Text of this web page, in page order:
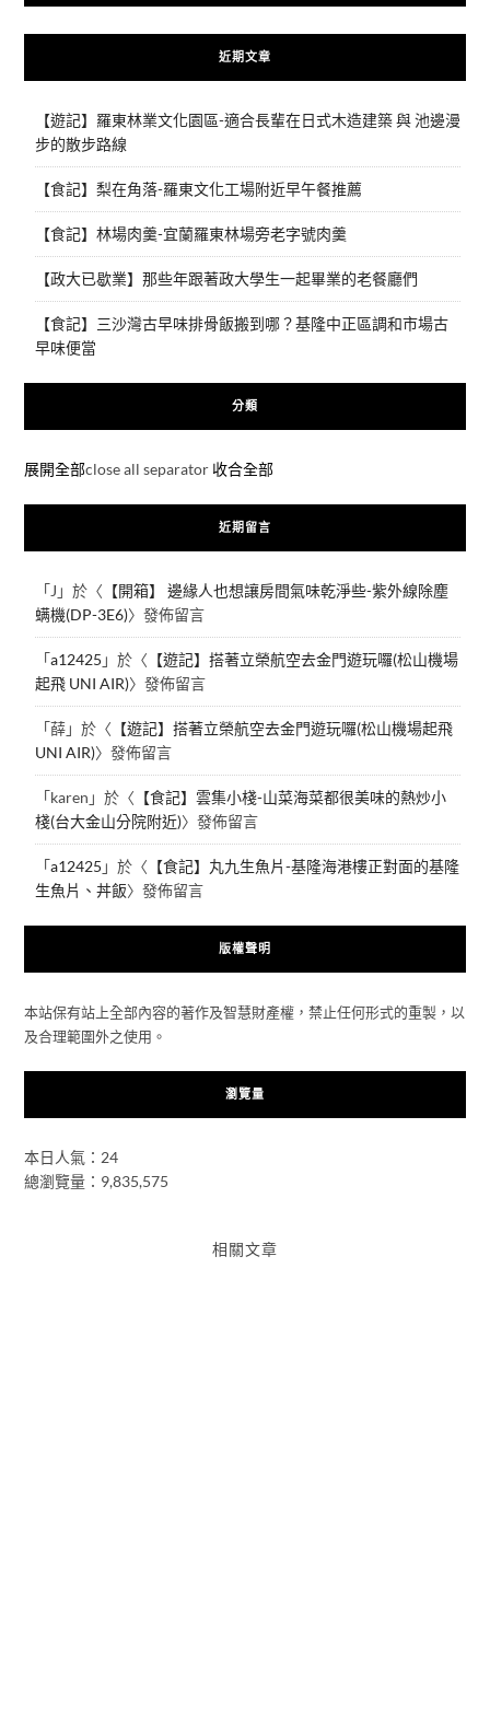
近期文章
【遊記】羅東林業文化園區-適合長輩在日式木造建築 與 池邊漫
步的散步路線
【食記】梨在角落-羅東文化工場附近早午餐推薦
【食記】林場肉羹-宜蘭羅東林場旁老字號肉羹
【政大已歇業】那些年跟著政大學生一起畢業的老餐廳們
【食記】三沙灣古早味排骨飯搬到哪？基隆中正區調和市場古
早味便當
分類
展開全部close all separator 收合全部
近期留言
「J 」於〈 【開箱】 邊緣人也想讓房間氣味乾淨些-紫外線除塵
螨機(DP-3E6)〉發佈留言
「a12425 」於〈 【遊記】搭著立榮航空去金門遊玩囉(松山機場
起飛 UNI AIR)〉發佈留言
「薛」於〈 【遊記】搭著立榮航空去金門遊玩囉(松山機場起飛
UNI AIR)〉發佈留言
「karen 」於〈 【食記】雲集小棧-山菜海菜都很美味的熱炒小
棧(台大金山分院附近)〉發佈留言
「a12425 」於〈 【食記】丸九生魚片-基隆海港樓正對面的基隆
生魚片、丼飯〉發佈留言
版權聲明
本站保有站上全部內容的著作及智慧財產權，禁止任何形式的重製，以
及合理範圍外之使用。
瀏覽量
本日人氣：24
總瀏覽量：9,835,575
相關文章